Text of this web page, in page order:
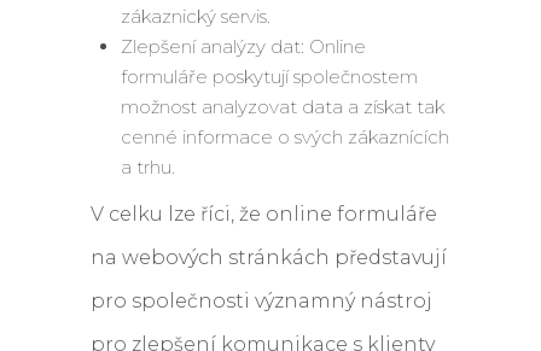
zákaznický servis.
Zlepšení analýzy dat: Online
formuláře poskytují společnostem
možnost analyzovat data a získat tak
cenné informace o svých zákaznících
a trhu.
V celku lze říci, že online formuláře
na webových stránkách představují
pro společnosti významný nástroj
pro zlepšení komunikace s klienty